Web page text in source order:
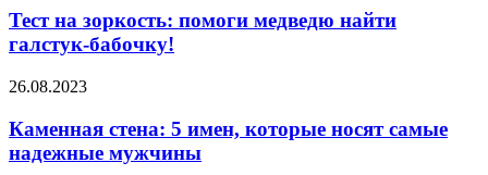
Журнал
VOICE
музея
паранормального
зоркость:
помоги
медведю
галстук-
Тест на зоркость: помоги медведю найти
галстук-бабочку!
Каменная
5
имен,
которые
26.08.2023
Каменная стена: 5 имен, которые носят самые
надежные мужчины